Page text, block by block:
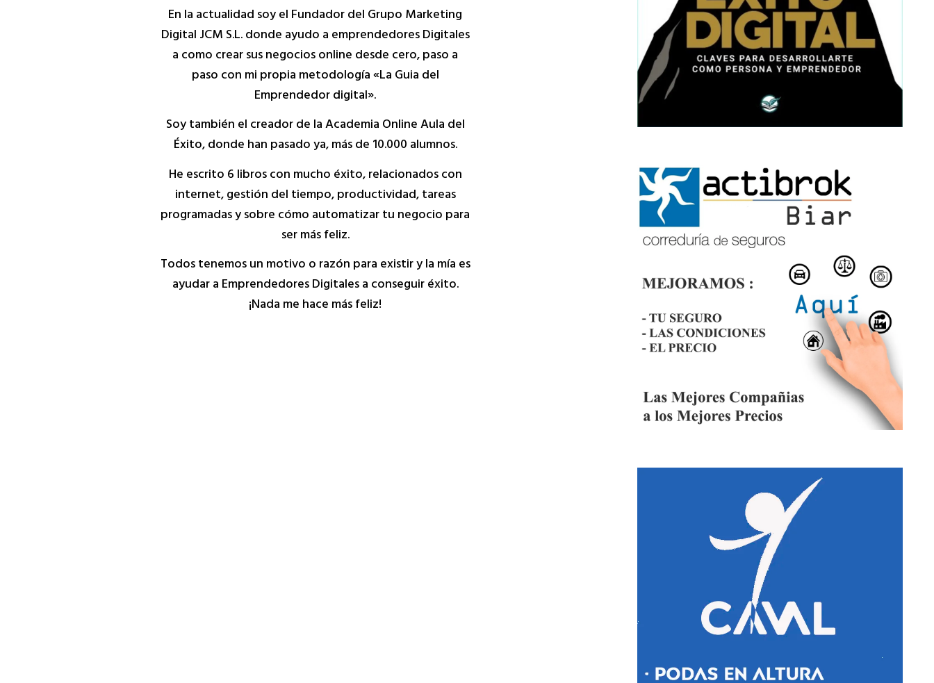
En la actualidad soy el Fundador del Grupo Marketing
Digital JCM S.L. donde ayudo a emprendedores Digitales
a como crear sus negocios online desde cero, paso a
paso con mi propia metodología «La Guia del
Emprendedor digital».
Soy también el creador de la Academia Online Aula del
Éxito, donde han pasado ya, más de 10.000 alumnos.
He escrito 6 libros con mucho éxito, relacionados con
internet, gestión del tiempo, productividad, tareas
programadas y sobre cómo automatizar tu negocio para
ser más feliz.
Todos tenemos un motivo o razón para existir y la mía es
ayudar a Emprendedores Digitales a conseguir éxito.
¡Nada me hace más feliz!